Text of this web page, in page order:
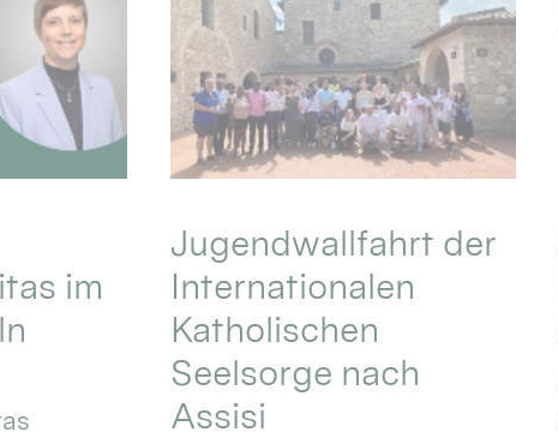
im
Jugendwallfahrt der
Internationalen
Katholischen
Seelsorge nach
Assisi